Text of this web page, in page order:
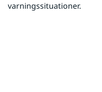
varningssituationer.